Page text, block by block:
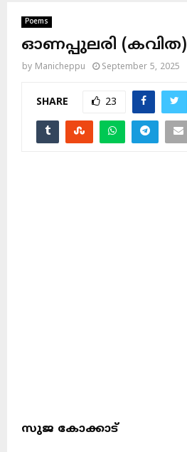
Poems
ഓണപ്പുലരി (കവിത)
by Manicheppu September 5, 2025
SHARE 23
സുജ കോക്കാട്